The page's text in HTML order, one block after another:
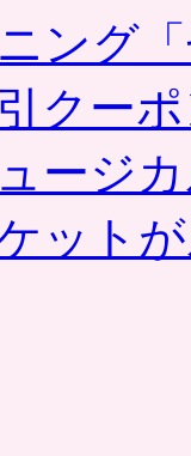
ナ
ル
「
ッ
ア
メ
リ
カ
ング
クー
ージ
ット